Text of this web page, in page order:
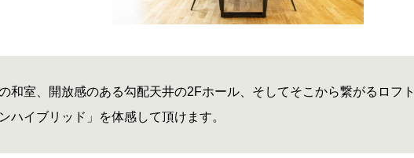
和室、開放感のある勾配天井の2Fホール、そしてそこから繋がるロフ
ハイブリッド」を体感して頂けます。